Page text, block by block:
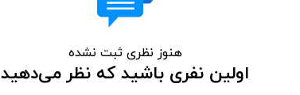
هنوز نظری ثبت نشده
اولین نفری باشید که نظر می‌دهید